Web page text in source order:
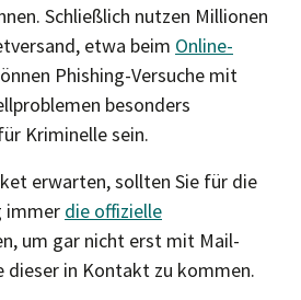
Schließlich nutzen Millionen
etwa beim Online-
Phishing-Versuche mit
besonders
Kriminelle sein.
erwarten, sollten Sie für die
immer die offizielle
um gar nicht erst mit Mail-
dieser in Kontakt zu kommen.